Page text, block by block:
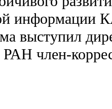
информации
выступил
член-